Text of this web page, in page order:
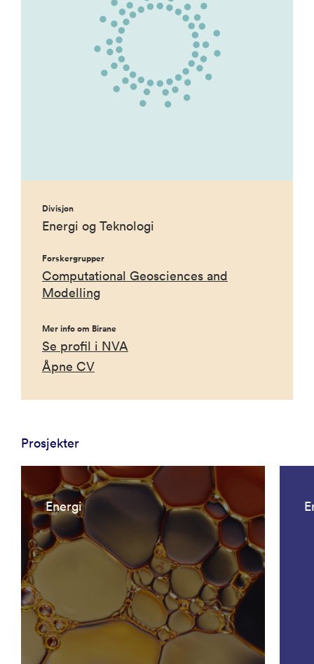
Divisjon
Energi og Teknologi
Forskergrupper
Computational Geosciences and
Modelling
Mer info om Birane
Se profil i NVA
Åpne CV
Prosjekter
Energi